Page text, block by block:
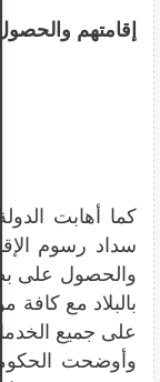
إقامتهم
كما أهابت
سداد رسوم
والحصول على
بالبلاد مع
على جميع
وأوضحت